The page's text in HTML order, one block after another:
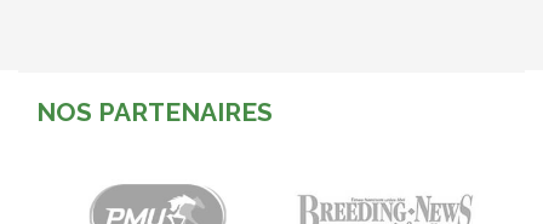
NOS PARTENAIRES